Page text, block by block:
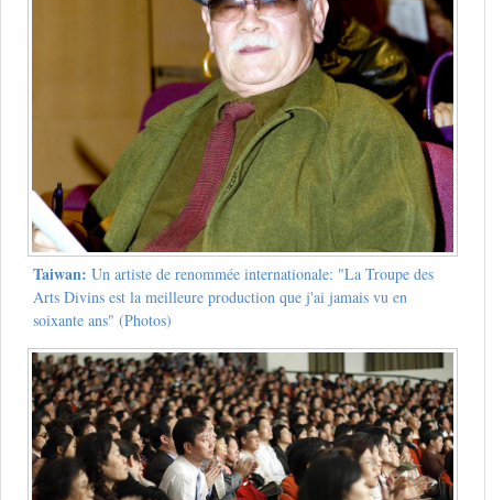
Taiwan: Un artiste de renommée internationale: "La Troupe des
Arts Divins est la meilleure production que j'ai jamais vu en
soixante ans" (Photos)